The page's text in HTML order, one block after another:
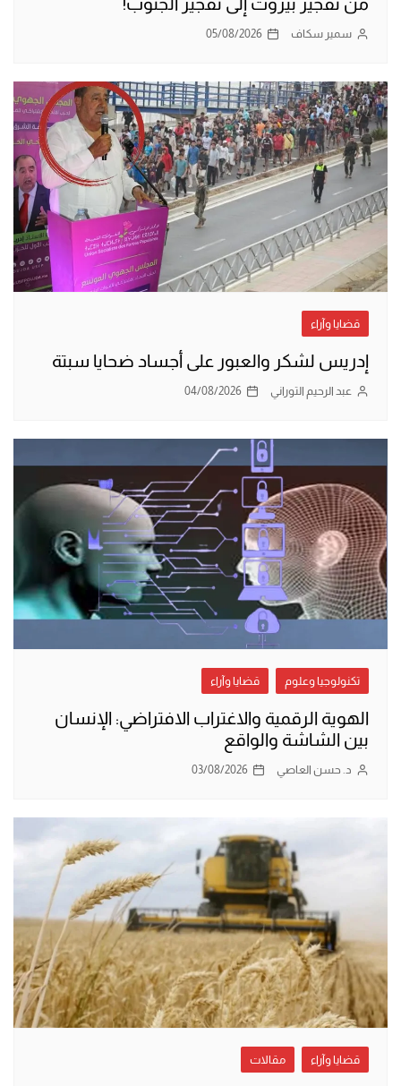
سمير سكاف 05/08/2026
قضايا وآراء
إدريس لشكر والعبور على أجساد ضحايا سبتة
عبد الرحيم التوراني 04/08/2026
تكنولوجيا وعلوم قضايا وآراء
الهوية الرقمية والاغتراب الافتراضي: الإنسان
بين الشاشة والواقع
د. حسن العاصي 03/08/2026
قضايا وآراء مقالات